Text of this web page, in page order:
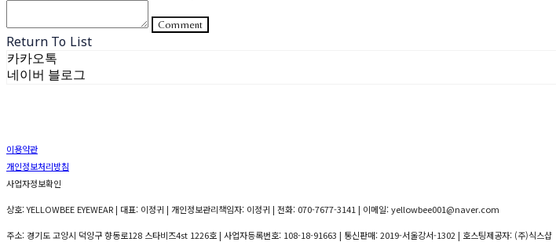
Comment
Return To List
카카오톡
네이버 블로그
이용약관
개인정보처리방침
사업자정보확인
상호: YELLOWBEE EYEWEAR | 대표: 이정귀 | 개인정보관리책임자: 이정귀 | 전화: 070-7677-3141 | 이메일: yellowbee001@naver.com
주소: 경기도 고양시 덕양구 향동로128 스타비즈4st 1226호 | 사업자등록번호: 108-18-91663 | 통신판매:2019-서울강서-1302 | 호스팅제공자: (주)식스샵